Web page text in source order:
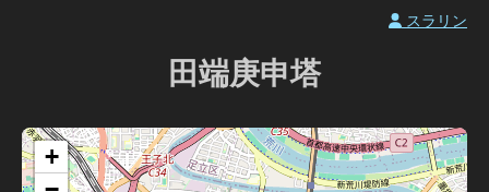
スラリン
田端庚申塔
+